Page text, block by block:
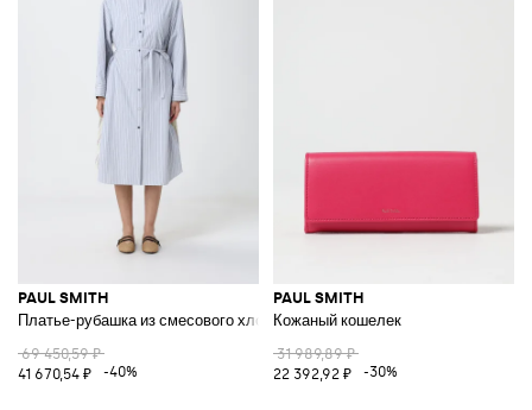
PAUL SMITH
Платье-рубашка из смесового хлопка в полоску
69 450,59 ₽
41 670,54 ₽
-40%
PAUL SMITH
Кожаный кошелек
31 989,89 ₽
22 392,92 ₽
-30%